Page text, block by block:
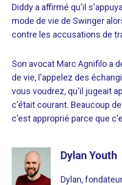
Diddy a affirmé qu'il
mode de vie de Swinger
contre les accusations de
Son avocat Marc Agnifilo a
de vie, l'appelez des
vous voudrez, qu'il jugeait
c'était courant. Beaucoup
c'est approprié parce que
Dylan Youth
Dylan,